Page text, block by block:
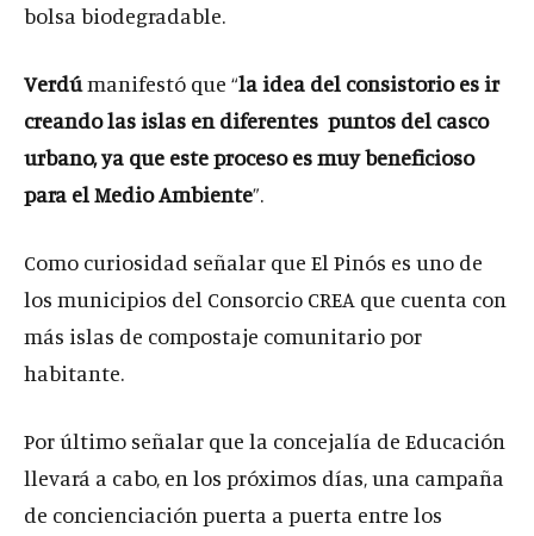
bolsa biodegradable.
Verdúmanifestó que “la idea del consistorio es ir
creando las islas en diferentes puntos del casco
urbano, ya que este proceso es muy beneficioso
para el Medio Ambiente”.
Como curiosidad señalar que El Pinós es uno de
los municipios del Consorcio CREA que cuenta con
más islas de compostaje comunitario por
habitante.
Por último señalar que la concejalía de Educación
llevará a cabo, en los próximos días, una campaña
de concienciación puerta a puerta entre los